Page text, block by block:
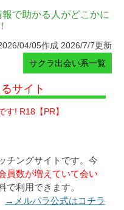
で助かる人がどこかに
04/05作成 2026/7/7更新
サクラ出会い系一覧
サイト
す! R18【PR】
チングサイトです。今
員数が増えていて会い
で利用できます。
→メルパラ公式はコチラ